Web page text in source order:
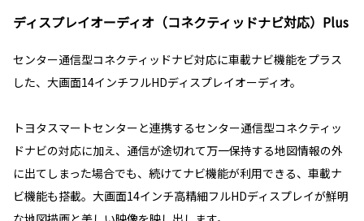
ディスプレイオーディオ（コネクティッドナビ対応）Plus
センター通信型コネクティッドナビ対応に車載ナビ機能をプラス
した、大画面14インチフルHDディスプレイオーディオ。
トヨタスマートセンターと連携するセンター通信型コネクティッ
ドナビの対応に加え、通信が途切れて万一保持する地図情報の外
に出てしまった場合でも、続けてナビ機能が利用できる、車載ナ
ビ機能も搭載。大画面14インチ高精細フルHDディスプレイが鮮明